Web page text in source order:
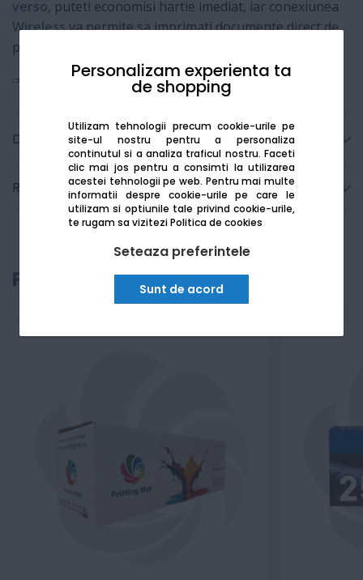
Personalizam experienta ta
de shopping
Utilizam tehnologii precum cookie-urile pe
site-ul nostru pentru a personaliza
continutul si a analiza traficul nostru. Faceti
clic mai jos pentru a consimti la utilizarea
acestei tehnologii pe web. Pentru mai multe
informatii despre cookie-urile pe care le
utilizam si optiunile tale privind cookie-urile,
te rugam sa viziteziPolitica de cookies
Seteaza preferintele
Sunt de acord
verso, puteti economisi hartie imediat, iar conexiunea
Wirelessva permite sa imprimati documente direct de
pe telefon, fara a avea nevoie de cabluri.
Vezi mai mult
Detalii tehnice
Recenzii
Produse recomandate